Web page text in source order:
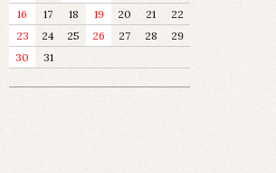
16
17 18 19 20 21
22
23
24 25 26 27 28
29
30
31